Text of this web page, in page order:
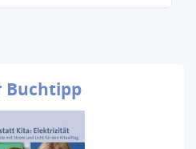
Buchtipp